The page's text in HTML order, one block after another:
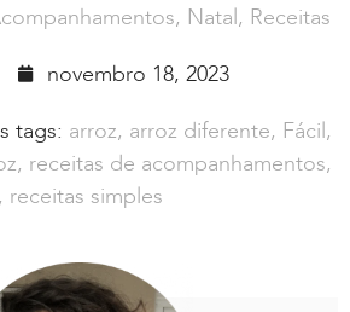
, Natal, Receitas
novembro 18, 2023
tags: arroz, arroz diferente, Fácil,
, receitas de acompanhamentos,
, receitas simples